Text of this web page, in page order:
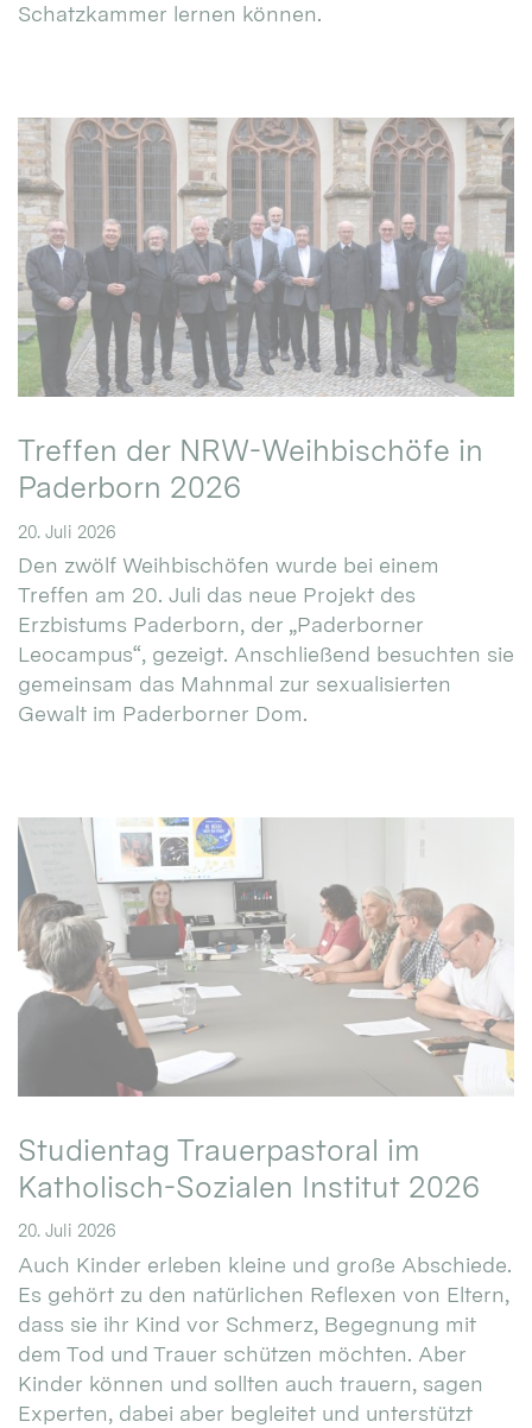
Schatzkammer lernen können.
Treffen der NRW-Weihbischöfe in
Paderborn 2026
20. Juli 2026
Den zwölf Weihbischöfen wurde bei einem
Treffen am 20. Juli das neue Projekt des
Erzbistums Paderborn, der „Paderborner
Leocampus“, gezeigt. Anschließend besuchten sie
gemeinsam das Mahnmal zur sexualisierten
Gewalt im Paderborner Dom.
Studientag Trauerpastoral im
Katholisch-Sozialen Institut 2026
20. Juli 2026
Auch Kinder erleben kleine und große Abschiede.
Es gehört zu den natürlichen Reflexen von Eltern,
dass sie ihr Kind vor Schmerz, Begegnung mit
dem Tod und Trauer schützen möchten. Aber
Kinder können und sollten auch trauern, sagen
Experten, dabei aber begleitet und unterstützt